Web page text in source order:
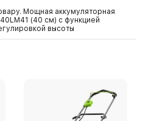
Мощная аккумуляторная
(40 см) с функцией
высоты